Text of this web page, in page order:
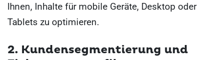
Ihnen, Inhalte für mobile Geräte, Desktop oder
Tablets zu optimieren.
2. Kundensegmentierung und